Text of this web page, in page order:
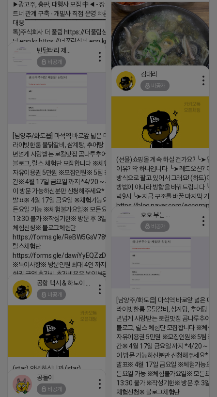
▶광고주, 총판, 대행사 모집 中◀ - 장기 협업 파
트너 관계 구축 - 개발사 직접 운영 빠른 피드백
대응 ▔▔▔▔▔▔▔▔▔▔▔▔▔▔▔▔▔▔ (카
톡)주식회사 더 풀림 https://더풀림상
담.enn.kr https://더풀림상담.enn.kr
2026-04-18 17:26
https://m.blog.naver.com/
2026-04-18 17:23
비공개
[남양주/화도읍] 마석역 바로앞 넓은 매장과, 프
라이빗한룸 물닭갈비, 삼계탕, 추어탕 맛집 10
년넘게 사랑받는 로컬맛집 곰나루추어탕에서
블로그, 릴스 체험단 모집합니다 ※체험메뉴※
자유이용권 5만원 ※모집인원※ 5팀 ※모집기
간※ 4월 17일 금요일 까지 *4/20 ~ 4/26 사
이 방문 가능하신분만 신청해주세요* ※체험단
발표※ 4월 17일 금요일 ※체험가능요일※ 모
든요일 가능 ※체험불가요일※ 모든요일 12 ~
13:30 불가 ※작성기한※ 방문 후 3일 이내 ※
체험신청※ 블로그체험단
https://forms.gle/ReBW5GsV789ur2Pz6
릴스체험단
https://forms.gle/dawiYyEQZzDdqf8W8
※특이사항※ 방문인원 최대 4인 까지 가능 체
험권 금액 초과시 초과비용은 본인부담입니다.
2026-04-18 17:18
김대리
비공개
(선물)쇼핑몰 계속 하실 건가요? ╰➤열
이유? 딱 하나입니다. ╰➤레드오션? 아
방식으로 팔고 있어서 그래요! (하트)이
방법이 아니라 방향을 바꿔드립니다
녁9시 ╰➤지금 구조를 바꿀 마지막 기회
https://blog.naver.com/eocomim/
2026-04-18 17:15
비공개
[남양주/화도읍] 마석역 바로앞 넓은 매
라이빗한룸 물닭갈비, 삼계탕, 추어탕 맛
년넘게 사랑받는 로컬맛집 곰나루추어
블로그, 릴스 체험단 모집합니다 ※체험
자유이용권 5만원 ※모집인원※ 5팀 ※
간※ 4월 17일 금요일 까지 *4/20 ~ 4/
이 방문 가능하신분만 신청해주세요* ※
발표※ 4월 17일 금요일 ※체험가능요
든요일 가능 ※체험불가요일※ 모든요
13:30 불가 ※작성기한※ 방문 후 3일
체험신청※ 블로그체험단
비공개
(star) 안녕하십니까 (star)
2026-04-18 17:12
공돌이
비공개